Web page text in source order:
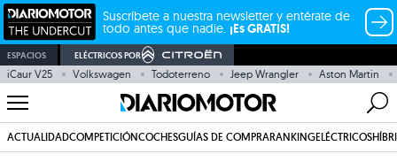
Suscríbete a nuestra newsletter y entérate de
todo antes que nadie. ¡Es GRATIS!
ESPACIOS ELÉCTRICOS POR
iCaur V25 Volkswagen Todoterreno Jeep Wrangler Aston Martin
ACTUALIDADCOMPETICIÓNCOCHESGUÍAS DE COMPRARANKINGELÉCTRICOS